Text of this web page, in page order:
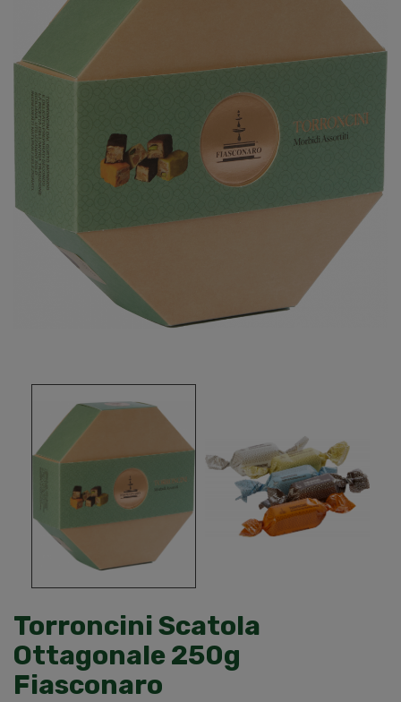
Torroncini Scatola
Ottagonale 250g
Fiasconaro